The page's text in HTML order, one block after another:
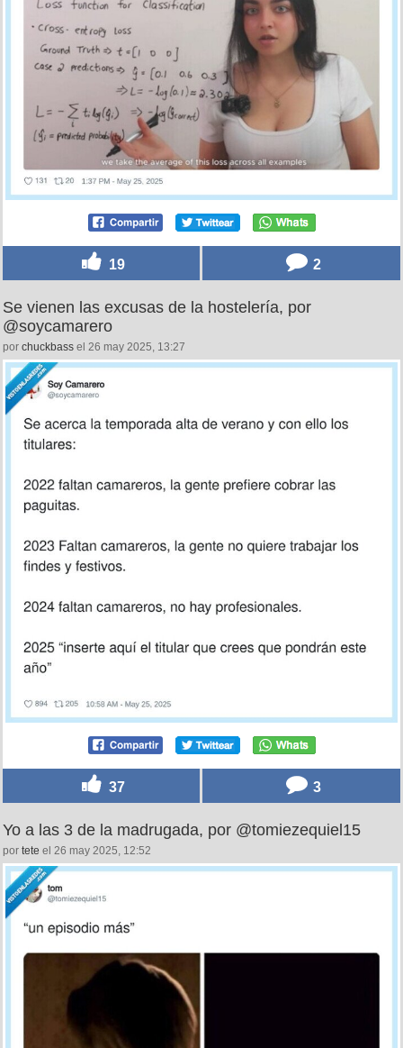
19 2
Se vienen las excusas de la hostelería, por
@soycamarero
por chuckbass el 26 may 2025, 13:27
37 3
Yo a las 3 de la madrugada, por @tomiezequiel15
por tete el 26 may 2025, 12:52